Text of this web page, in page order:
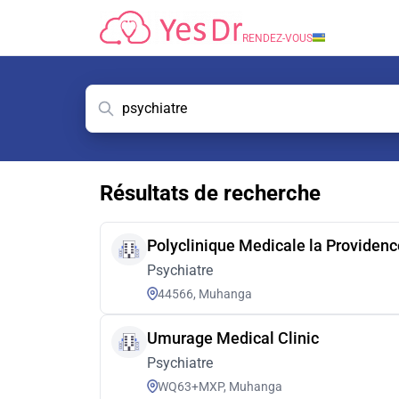
RENDEZ-VOUS
Résultats de recherche
Polyclinique Medicale la
Psychiatre
44566, Muhanga
Umurage Medical Clinic
Psychiatre
WQ63+MXP, Muhanga